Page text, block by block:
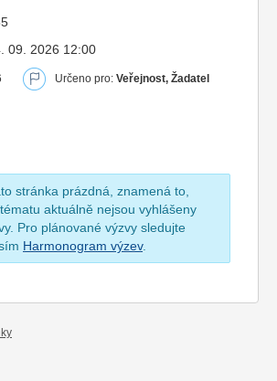
09. 2026 12:00
Určeno pro: Veřejnost, Žadatel
stránka prázdná, znamená to,
aktuálně nejsou vyhlášeny
Pro plánované výzvy sledujte
Harmonogram výzev.